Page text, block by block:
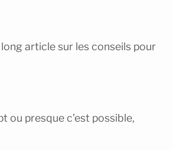
long article sur les conseils pour
ou presque c’est possible,